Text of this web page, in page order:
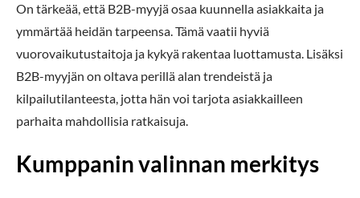
On tärkeää, että B2B-myyjä osaa kuunnella asiakkaita ja
ymmärtää heidän tarpeensa. Tämä vaatii hyviä
vuorovaikutustaitoja ja kykyä rakentaa luottamusta. Lisäksi
B2B-myyjän on oltava perillä alan trendeistä ja
kilpailutilanteesta, jotta hän voi tarjota asiakkailleen
parhaita mahdollisia ratkaisuja.
Kumppanin valinnan merkitys